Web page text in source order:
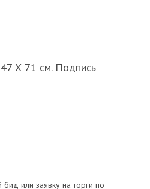
Х 71 см. Подпись
бид или заявку на торги по